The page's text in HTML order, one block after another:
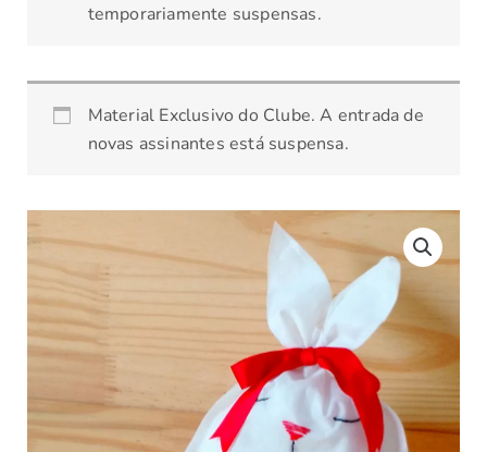
temporariamente suspensas.
Material Exclusivo do Clube. A entrada de
novas assinantes está suspensa.
quantidade